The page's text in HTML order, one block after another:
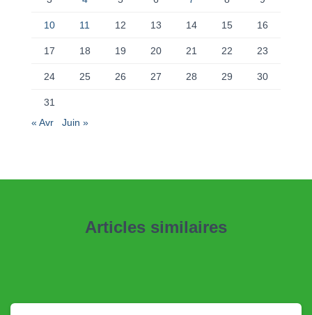
10 11 12 13 14 15 16
17 18 19 20 21 22 23
24 25 26 27 28 29 30
31
« Avr
Juin »
Articles similaires